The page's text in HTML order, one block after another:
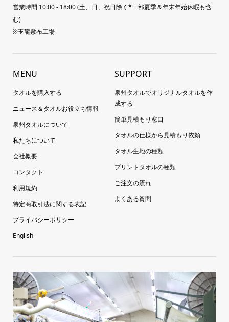
営業時間 10:00 - 18:00 (土、日、祝日除く*一部夏季＆年末年始休暇も含
む)
※玉龍敷布工場
MENU
タオルを購入する
ニュース＆タオルお役立ち情報
泉州タオルについて
私たちについて
会社概要
コンタクト
利用規約
特定商取引法に関する表記
プライバシーポリシー
English
SUPPORT
泉州タオルでオリジナルタオルを作
成する
簡単見積もり窓口
タオルの仕様から見積もり依頼
タオル生地の種類
プリントタオルの種類
ご注文の流れ
よくある質問